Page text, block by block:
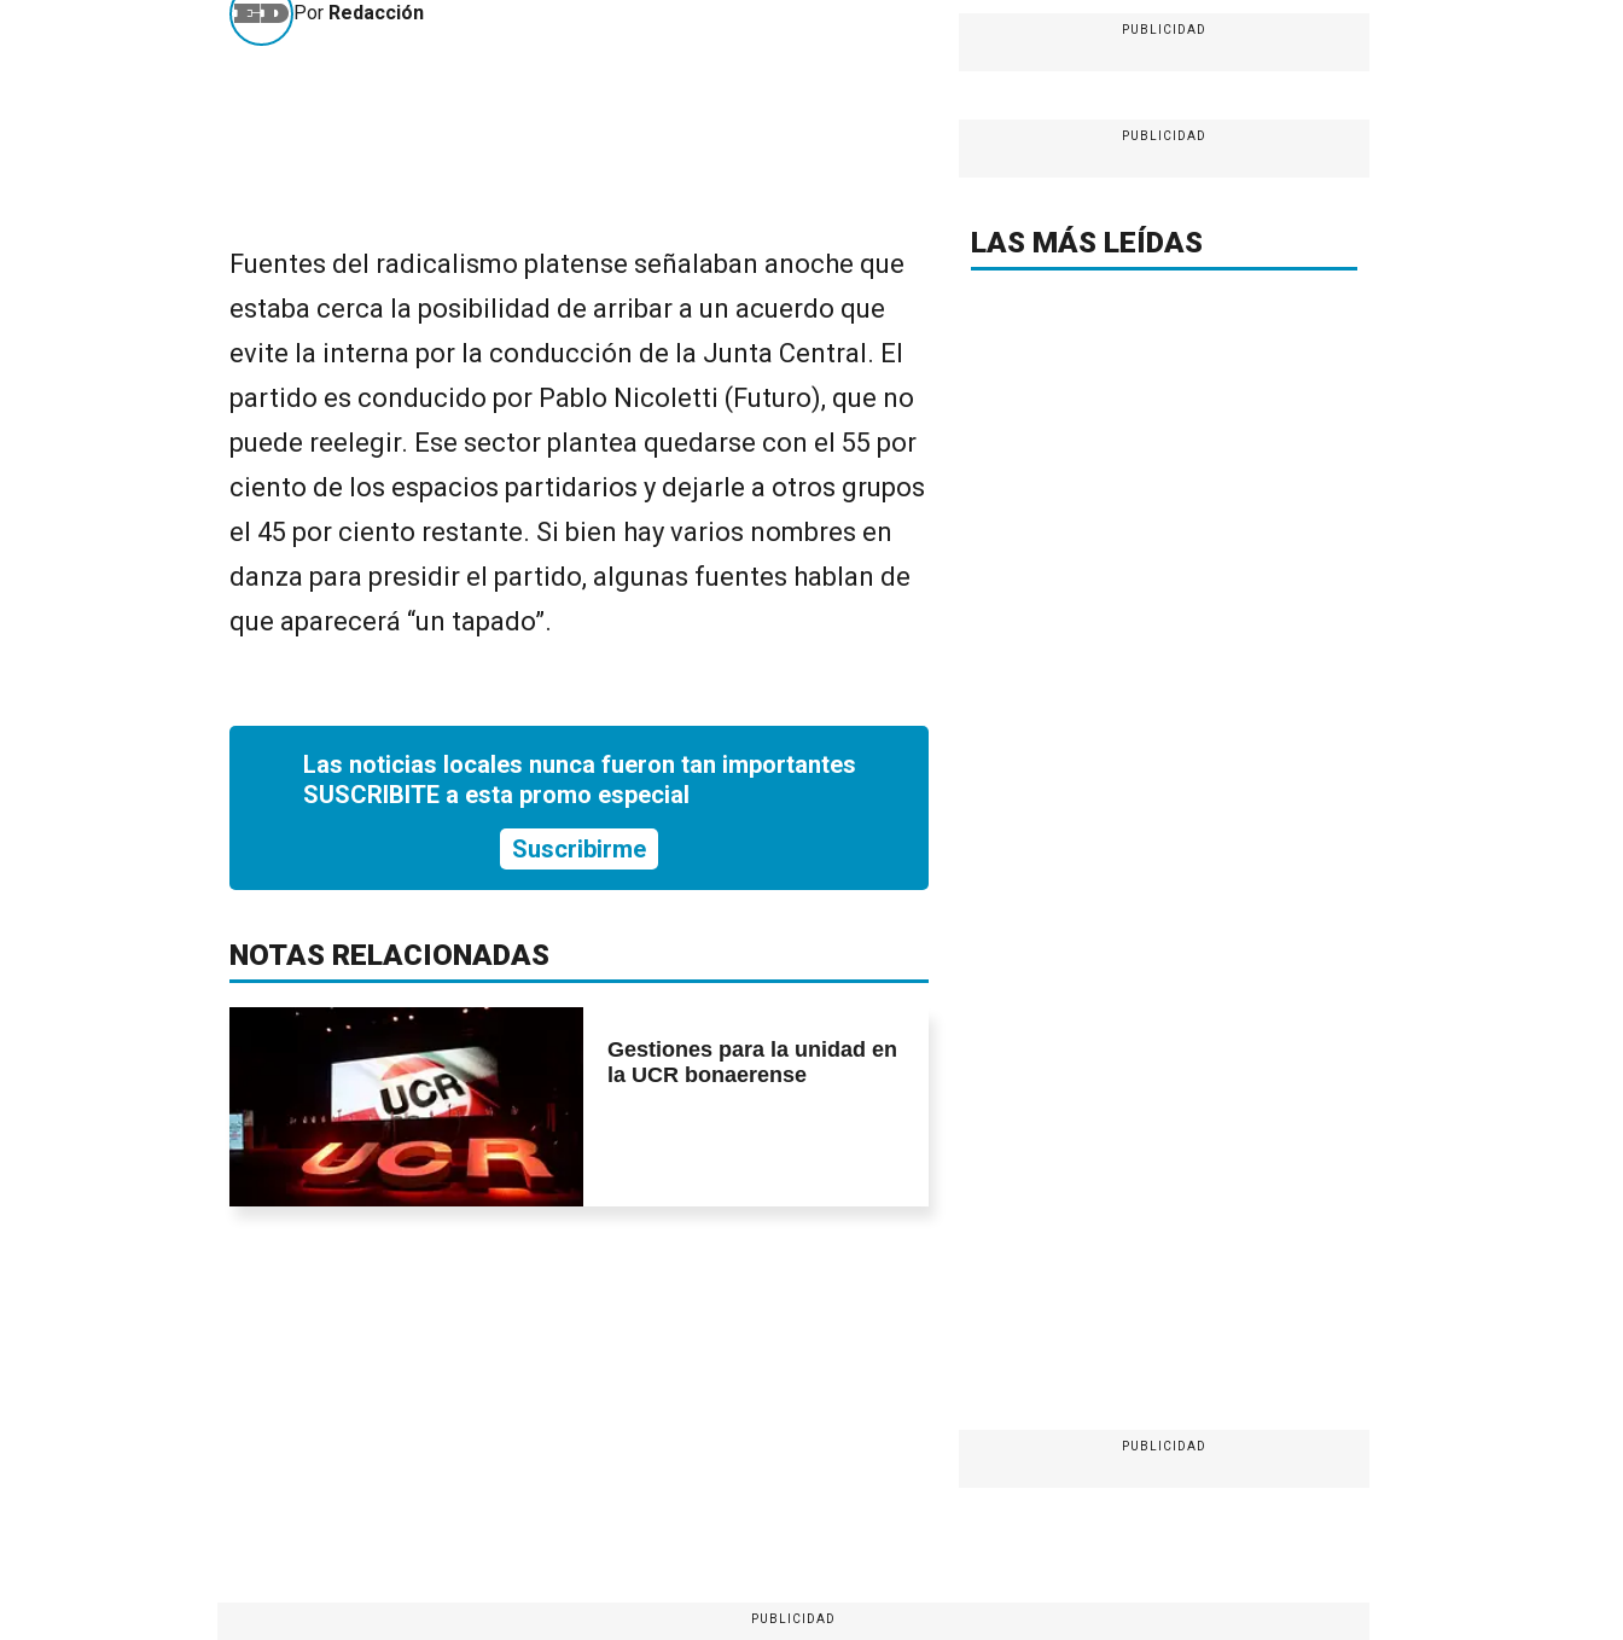
Por Redacción
Fuentes del radicalismo platense señalaban anoche que
estaba cerca la posibilidad de arribar a un acuerdo que
evite la interna por la conducción de la Junta Central. El
partido es conducido por Pablo Nicoletti (Futuro), que no
puede reelegir. Ese sector plantea quedarse con el 55 por
ciento de los espacios partidarios y dejarle a otros grupos
el 45 por ciento restante. Si bien hay varios nombres en
danza para presidir el partido, algunas fuentes hablan de
que aparecerá “un tapado”.
Las noticias locales nunca fueron tan importantes
SUSCRIBITE a esta promo especial
Suscribirme
NOTAS RELACIONADAS
Gestiones para la unidad en
la UCR bonaerense
PUBLICIDAD
PUBLICIDAD
LAS MÁS LEÍDAS
PUBLICIDAD
PUBLICIDAD